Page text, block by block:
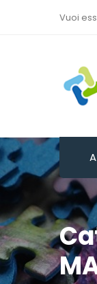
Vuoi